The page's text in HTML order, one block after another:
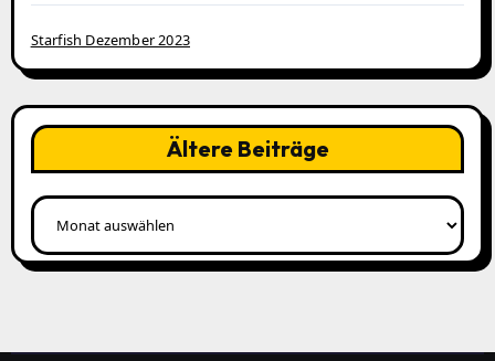
Starfish Dezember 2023
Ältere Beiträge
Ältere
Beiträge